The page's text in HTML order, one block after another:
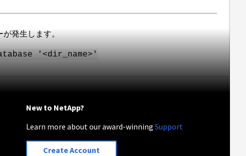
発生します。
'<dir_name>'
New to NetApp?
Learn more about our award-winningSupport
Create Account